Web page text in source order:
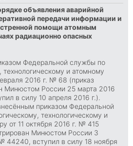
объявления аварийной
передачи информации и
помощи атомным
радиационно опасных
Федеральной службы по
технологическому и атомному
2016 г. № 68 (приказ
Минюстом России 25 марта 2016
в силу 10 апреля 2016 г.).
приказом Федеральной
технологическому и
от 11 октября 2016 г. № 415
Минюстом России 3
44240, вступил в силу 18 ноября